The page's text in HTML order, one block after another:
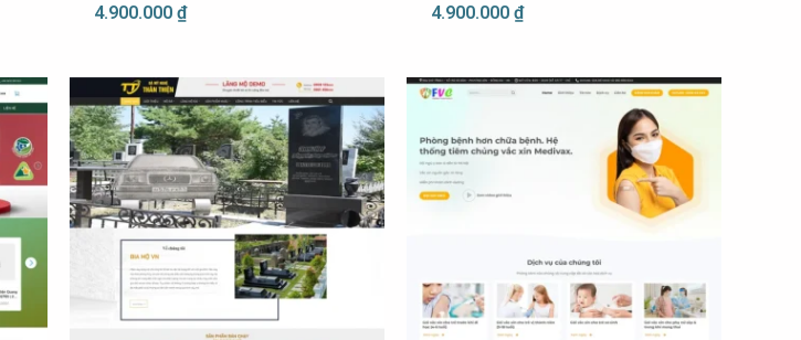
4.900.000 ₫ 4.900.000 ₫